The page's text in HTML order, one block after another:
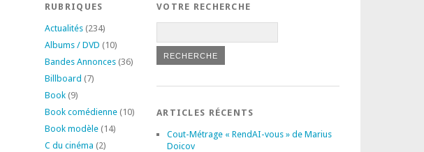
RUBRIQUES
Actualités(234)
Albums / DVD (10)
Bandes Annonces(36)
Billboard (7)
Book(9)
Book comédienne(10)
Book modèle(14)
C du cinéma (2)
VOTRE RECHERCHE
ARTICLES RÉCENTS
Cout-Métrage « RendAI-vous » de Marius
Doicov